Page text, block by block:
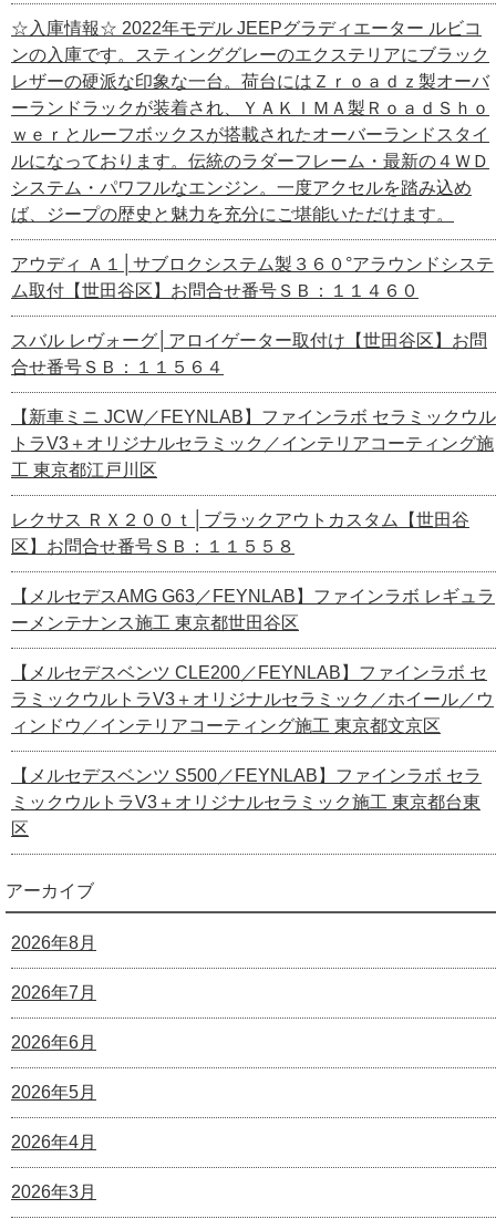
☆入庫情報☆ 2022年モデル JEEPグラディエーター ルビコ
ンの入庫です。スティンググレーのエクステリアにブラック
レザーの硬派な印象な一台。荷台にはＺｒｏａｄｚ製オーバ
ーランドラックが装着され、ＹＡＫＩＭＡ製ＲｏａｄＳｈｏ
ｗｅｒとルーフボックスが搭載されたオーバーランドスタイ
ルになっております。伝統のラダーフレーム・最新の４ＷＤ
システム・パワフルなエンジン。一度アクセルを踏み込め
ば、ジープの歴史と魅力を充分にご堪能いただけます。
アウディ Ａ１│サブロクシステム製３６０°アラウンドシステ
ム取付【世田谷区】お問合せ番号ＳＢ：１１４６０
スバル レヴォーグ│アロイゲーター取付け【世田谷区】お問
合せ番号ＳＢ：１１５６４
【新車ミニ JCW／FEYNLAB】ファインラボ セラミックウル
トラV3＋オリジナルセラミック／インテリアコーティング施
工 東京都江戸川区
レクサス ＲＸ２００ｔ│ブラックアウトカスタム【世田谷
区】お問合せ番号ＳＢ：１１５５８
【メルセデスAMG G63／FEYNLAB】ファインラボ レギュラ
ーメンテナンス施工 東京都世田谷区
【メルセデスベンツ CLE200／FEYNLAB】ファインラボ セ
ラミックウルトラV3＋オリジナルセラミック／ホイール／ウ
ィンドウ／インテリアコーティング施工 東京都文京区
【メルセデスベンツ S500／FEYNLAB】ファインラボ セラ
ミックウルトラV3＋オリジナルセラミック施工 東京都台東
区
アーカイブ
2026年8月
2026年7月
2026年6月
2026年5月
2026年4月
2026年3月